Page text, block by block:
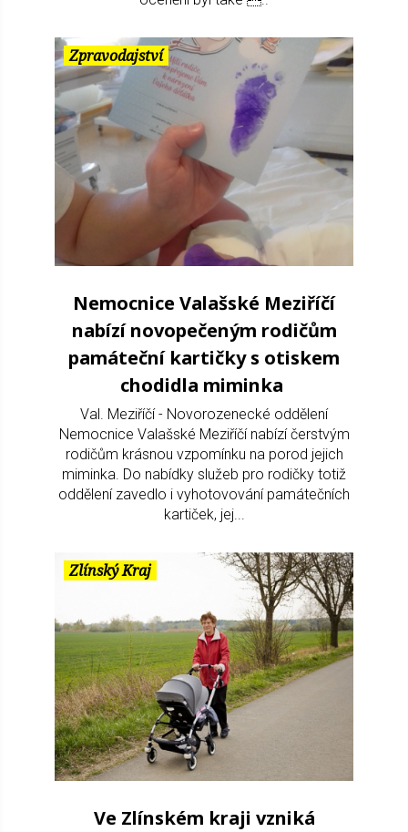
Zpravodajství
Nemocnice Valašské Meziříčí
nabízí novopečeným rodičům
památeční kartičky s otiskem
chodidla miminka
Val. Meziříčí - Novorozenecké oddělení
Nemocnice Valašské Meziříčí nabízí čerstvým
rodičům krásnou vzpomínku na porod jejich
miminka. Do nabídky služeb pro rodičky totiž
oddělení zavedlo i vyhotovování památečních
kartiček, jej...
Zlínský Kraj
Ve Zlínském kraji vzniká